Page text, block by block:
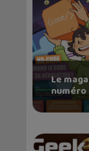
Le
numéro